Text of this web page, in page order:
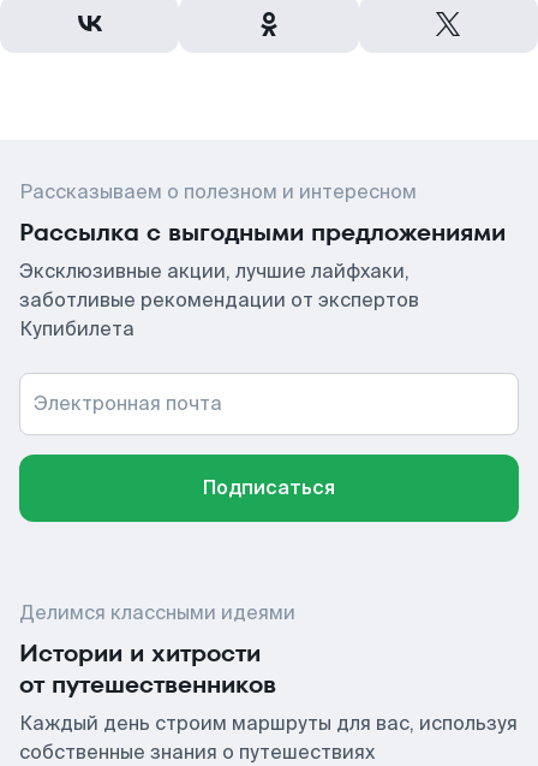
Рассказываем о полезном и интересном
Рассылка с выгодными предложениями
Эксклюзивные акции, лучшие лайфхаки,
заботливые рекомендации от экспертов
Купибилета
Электронная почта
Подписаться
Делимся классными идеями
Истории и хитрости
от путешественников
Каждый день строим маршруты для вас, используя
собственные знания о путешествиях